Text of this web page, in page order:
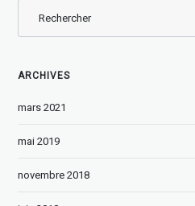
ARCHIVES
mars 2021
mai 2019
novembre 2018